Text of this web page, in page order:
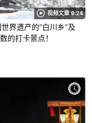
视频文章 9:24
界遗产的“白川乡”及
的打卡景点！